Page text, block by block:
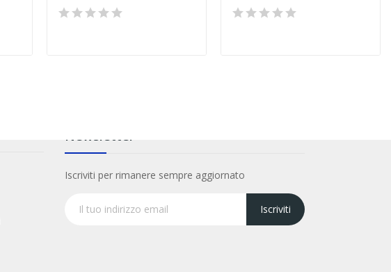
Newsletter
Iscriviti per rimanere sempre aggiornato
Iscriviti